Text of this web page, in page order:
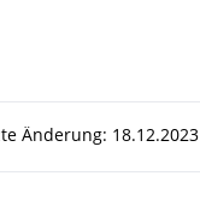
Änderung: 18.12.2023